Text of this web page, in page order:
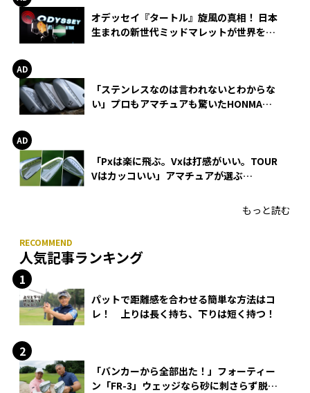
オデッセイ『タートル』旋風の真相！ 日本
生まれの新世代ミッドマレットが世界を席
「ステンレスなのは言われないとわからな
い」プロもアマチュアも驚いたHONMA
「Pxは楽に飛ぶ。Vxは打感がいい。TOUR
Vはカッコいい」アマチュアが選ぶ
もっと読む
人気記事ランキング
パットで距離感を合わせる簡単な方法はコ
レ！ 上りは長く持ち、下りは短く持つ！
「バンカーから全部出た！」フォーティー
ン「FR-3」ウェッジなら砂に刺さらず脱出